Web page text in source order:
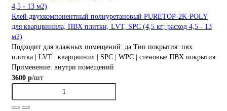
Клей двухкомпонентный полиуретановый PURETOP-2K-POLY
для кварцвинила, ПВХ плитки, LVT, SPC (4,5 кг; расход 4,5 - 13
м2)
Подходит для влажных помещений: да Тип покрытия: пвх
плитка | LVT | кварцвинил | SPC | WPC | стеновые ПВХ покрытия
Применение: внутри помещений
3600 р/шт